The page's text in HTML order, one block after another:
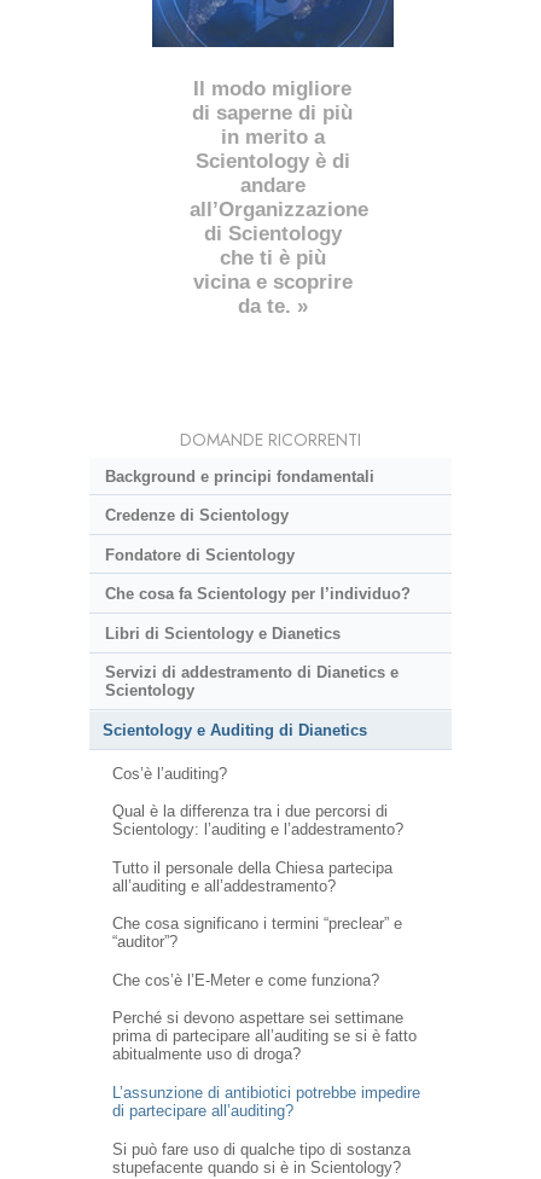
Il modo migliore
di saperne di più
in merito a
Scientology è di
andare
all’Organizzazione
di Scientology
che ti è più
vicina e scoprire
da te. »
DOMANDE RICORRENTI
Background e principi fondamentali
Credenze di Scientology
Fondatore di Scientology
Che cosa fa Scientology per l’individuo?
Libri di Scientology e Dianetics
Servizi di addestramento di Dianetics e
Scientology
Scientology e Auditing di Dianetics
Cos’è l’auditing?
Qual è la differenza tra i due percorsi di
Scientology: l’auditing e l’addestramento?
Tutto il personale della Chiesa partecipa
all’auditing e all’addestramento?
Che cosa significano i termini “preclear” e
“auditor”?
Che cos’è l’E-Meter e come funziona?
Perché si devono aspettare sei settimane
prima di partecipare all’auditing se si è fatto
abitualmente uso di droga?
L’assunzione di antibiotici potrebbe impedire
di partecipare all’auditing?
Si può fare uso di qualche tipo di sostanza
stupefacente quando si è in Scientology?